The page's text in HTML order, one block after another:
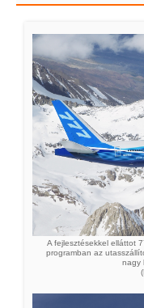
A fejlesztésekkel elláttot
programban az
nagy